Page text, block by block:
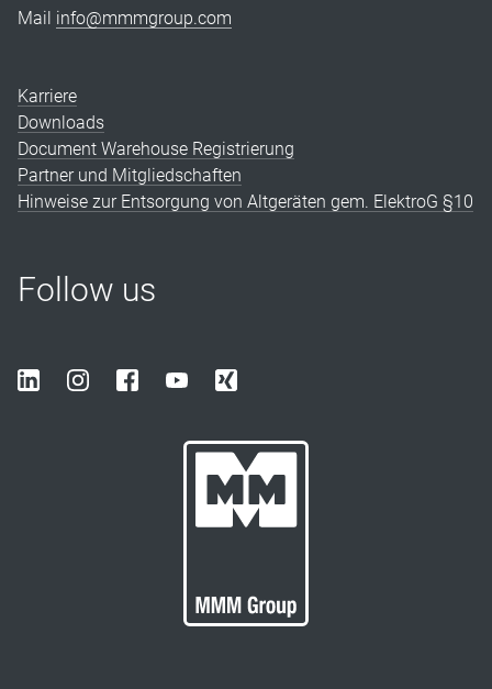
Mail info@mmmgroup.com
Karriere
Downloads
Document Warehouse Registrierung
Partner und Mitgliedschaften
Hinweise zur Entsorgung von Altgeräten gem. ElektroG §10
Follow us